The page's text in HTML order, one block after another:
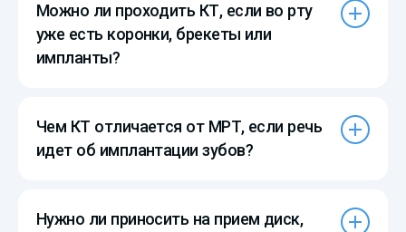
Можно ли проходить КТ, если во рту
уже есть коронки, брекеты или
импланты?
Чем КТ отличается от МРТ, если речь
идет об имплантации зубов?
Нужно ли приносить на прием диск,